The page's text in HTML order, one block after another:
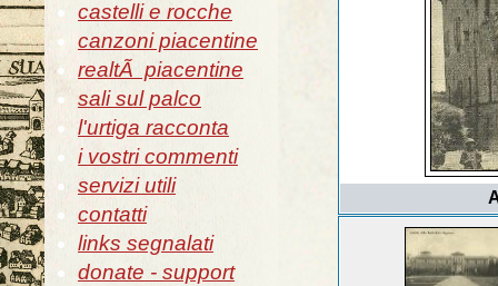
castelli e rocche
canzoni piacentine
realtÃ piacentine
sali sul palco
l'urtiga racconta
i vostri commenti
servizi utili
contatti
links segnalati
donate - support